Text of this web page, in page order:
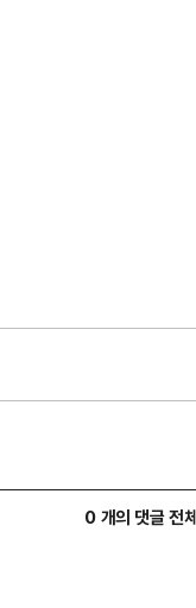
0 개의 댓글 전